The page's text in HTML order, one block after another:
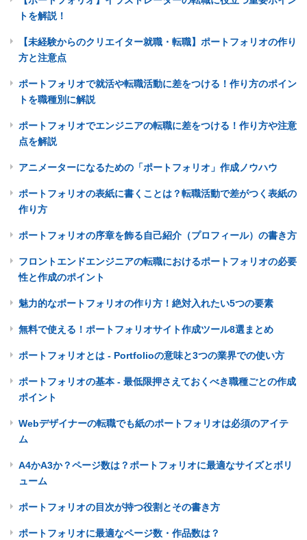
トを解説！
【未経験からのクリエイター就職・転職】ポートフォリオの作り
方と注意点
ポートフォリオで就活や転職活動に差をつける！作り方のポイン
トを職種別に解説
ポートフォリオでエンジニアの転職に差をつける！作り方や注意
点を解説
アニメーターになるための「ポートフォリオ」作成ノウハウ
ポートフォリオの表紙に書くことは？転職活動で差がつく表紙の
作り方
ポートフォリオの序章を飾る自己紹介（プロフィール）の書き方
フロントエンドエンジニアの転職におけるポートフォリオの必要
性と作成のポイント
魅力的なポートフォリオの作り方！絶対入れたい5つの要素
無料で使える！ポートフォリオサイト作成ツール8選まとめ
ポートフォリオとは - Portfolioの意味と3つの業界での使い方
ポートフォリオの基本 - 最低限押さえておくべき職種ごとの作成
ポイント
Webデザイナーの転職でも紙のポートフォリオは必須のアイテ
ム
A4かA3か？ページ数は？ポートフォリオに最適なサイズとボリ
ューム
ポートフォリオの目次が持つ役割とその書き方
ポートフォリオに最適なページ数・作品数は？